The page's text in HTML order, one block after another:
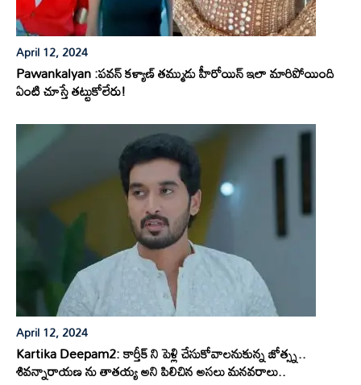
April 12, 2024
Pawankalyan :పవన్ కళ్యాణ్ తమ్ముడు హీరోయిన్ ఇలా మారిపోయింది
ఏంటి చూస్తే తట్టుకోలేరు!
April 12, 2024
Kartika Deepam2: కార్తీక్ ని పెళ్లి చేసుకోవాలనుకున్న జోత్స్న..
శివన్నారాయణ ను తాతయ్య అని పిలిచిన అసలు మనవరాలు..